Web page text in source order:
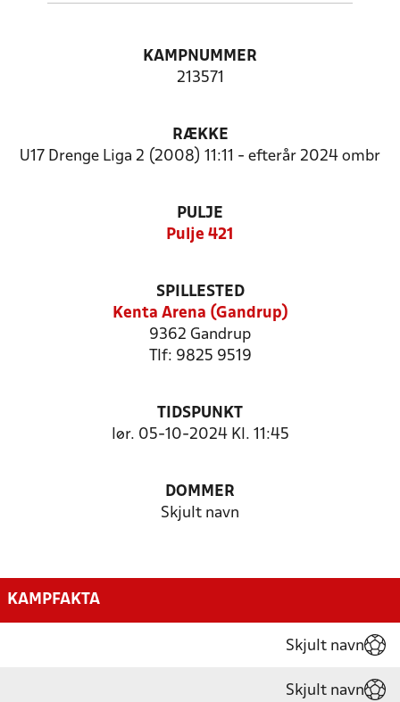
KAMPNUMMER
213571
RÆKKE
U17 Drenge Liga 2 (2008) 11:11 - efterår 2024 ombr
PULJE
Pulje 421
SPILLESTED
Kenta Arena (Gandrup)
9362 Gandrup
Tlf: 9825 9519
TIDSPUNKT
lør. 05-10-2024 Kl. 11:45
DOMMER
Skjult navn
KAMPFAKTA
Skjult navn
Skjult navn